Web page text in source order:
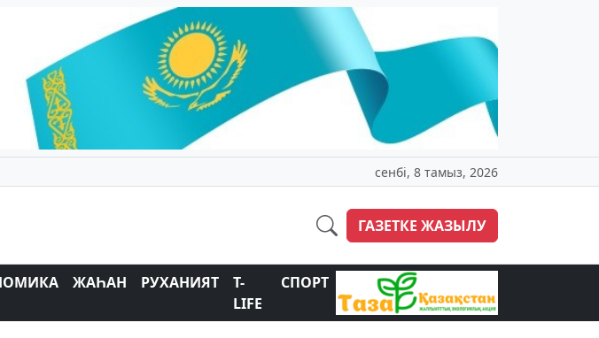
сенбі, 8 тамыз, 2026
ГАЗЕТКЕ ЖАЗЫЛУ
ЖАҺАН РУХАНИЯТ
T-
LIFE
СПОРТ